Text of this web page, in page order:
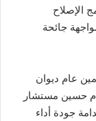
الإصلاح
جائحة
عام ديوان
حسين مستشار
جودة أداء